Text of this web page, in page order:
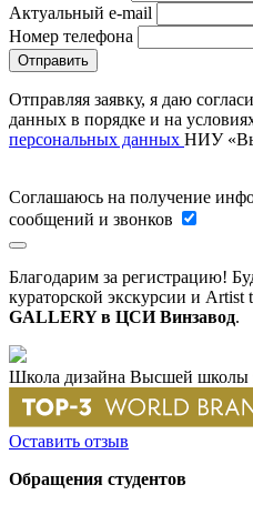
Актуальный e-mail
Номер телефона
Отправляя заявку, я даю
данных в порядке и на
персональных данных НИУ
Соглашаюсь на получение
сообщений и звонков
Благодарим за регистрацию!
кураторской экскурсии и Artist
GALLERY в ЦСИ Винзавод.
Школа дизайна Высшей школы
Оставить отзыв
Обращения студентов